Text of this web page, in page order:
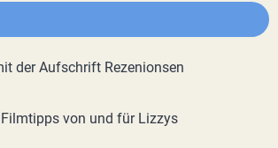
von und für Lizzys